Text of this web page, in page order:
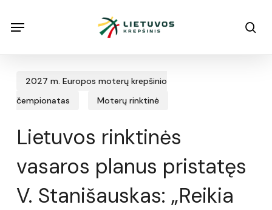
Menu
2027 m. Europos moterų krepšinio
čempionatas
Moterų rinktinė
Lietuvos rinktinės
vasaros planus pristatęs
V. Stanišauskas: „Reikia